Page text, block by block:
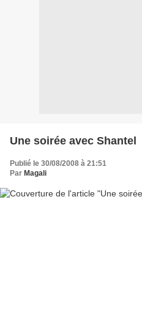
Une soirée avec Shantel
Publié le 30/08/2008 à 21:51
Par Magali